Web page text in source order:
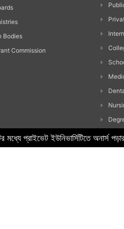
প্রাইভেট ইউনিভার্সিটিতে অনার্স
Bodies
Commission
HSC